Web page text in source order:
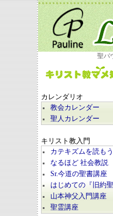
聖パ
カレンダリオ
教会カレンダー
聖人カレンダー
キリスト教入門
カテキズムを読もう
なるほど 社会教説
Sr.今道の聖書講座
はじめての『旧約聖
山本神父入門講座
聖霊講座